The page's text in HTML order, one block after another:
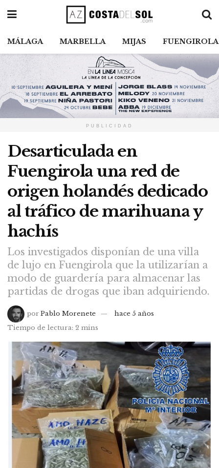
MÁLAGA MARBELLA MIJAS FUENGIROLA
PUBLICIDAD
Desarticulada en
Fuengirola una red de
origen holandés dedicado
al tráfico de marihuana y
hachís
Los investigados disponían de una villa
de lujo en Fuengirola que la utilizarían a
modo de guardería para almacenar las
partidas de drogas que iban adquiriendo.
por Pablo Morenete
hace 5 años
Tiempo de lectura: 2 mins